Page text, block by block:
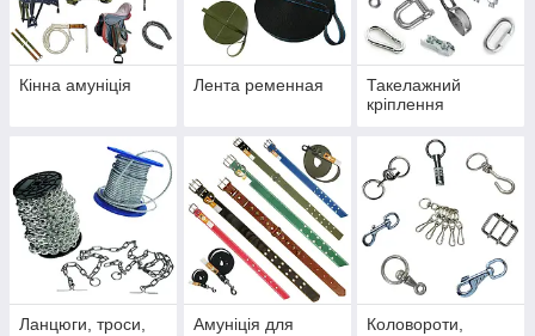
Кінна амуніція Лента ременная
Такелажний
кріплення
Ланцюги, троси,
Амуніція для
Коловороти,